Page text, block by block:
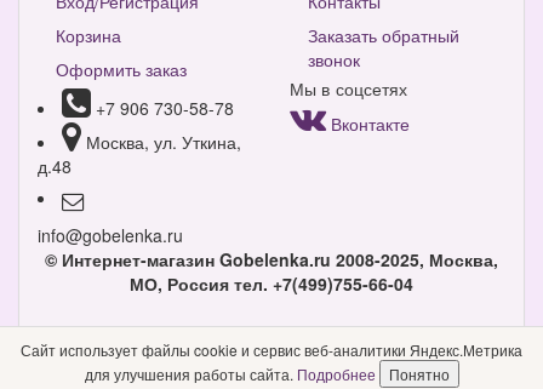
Корзина
Оформить заказ
+7 906 730-58-78
Москва, ул. Уткина,
д.48
info@gobelenka.ru
Заказать обратный
звонок
Мы в соцсетях
Вконтакте
© Интернет-магазин Gobelenka.ru 2008-2025, Москва,
МО, Россия тел. +7(499)755-66-04
Версия для компьютера
Мобильная версия
Сайт использует файлы cookie и сервис веб-аналитики Яндекс.Метрика
для улучшения работы сайта. Подробнее Понятно